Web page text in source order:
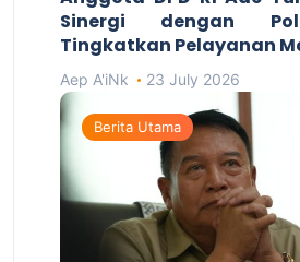
Sinergi dengan
Tingkatkan Pelayanan
Aep A'iNk 23 July 2026
Berita Utama